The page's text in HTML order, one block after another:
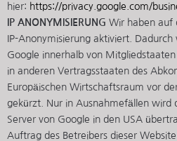
hier: https://privacy.google.com/
IP ANONYMISIERUNG Wir haben auf
IP-Anonymisierung aktiviert.
Google innerhalb von
in anderen Vertragsstaaten des
Europäischen Wirtschaftsraum vor
gekürzt. Nur in Ausnahmefällen wird
Server von Google in den USA
Auftrag des Betreibers dieser